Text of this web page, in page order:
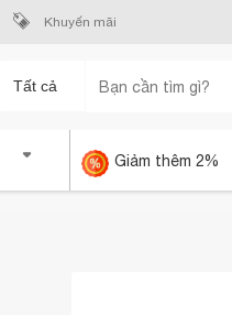
Khuyến mãi
Tất cả
Giảm thêm 2%